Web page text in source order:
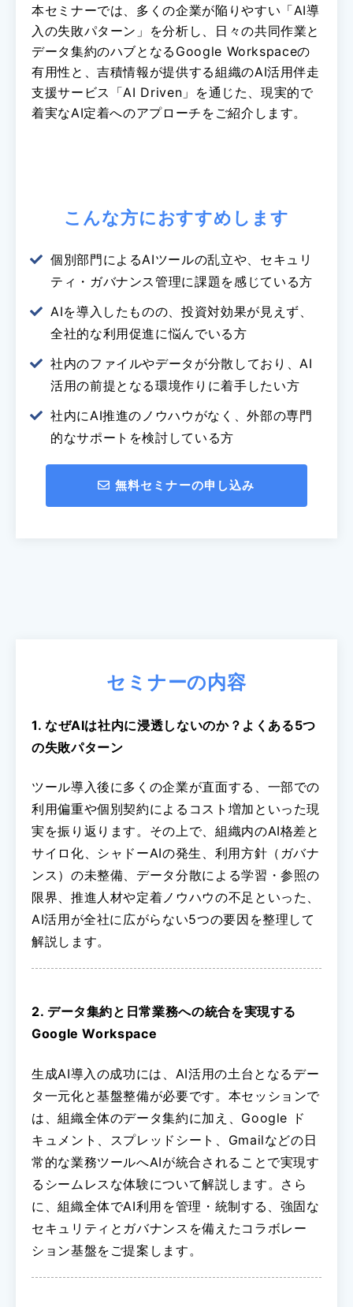
本セミナーでは、多くの企業が陥りやすい「AI導
入の失敗パターン」を分析し、日々の共同作業と
データ集約のハブとなるGoogle Workspaceの
有用性と、吉積情報が提供する組織のAI活用伴走
支援サービス「AI Driven」を通じた、現実的で
着実なAI定着へのアプローチをご紹介します。
こんな方におすすめします
個別部門によるAIツールの乱立や、セキュリ
ティ・ガバナンス管理に課題を感じている方
AIを導入したものの、投資対効果が見えず、
全社的な利用促進に悩んでいる方
社内のファイルやデータが分散しており、AI
活用の前提となる環境作りに着手したい方
社内にAI推進のノウハウがなく、外部の専門
的なサポートを検討している方
無料セミナーの申し込み
セミナーの内容
1. なぜAIは社内に浸透しないのか？よくある5つ
の失敗パターン
ツール導入後に多くの企業が直面する、一部での
利用偏重や個別契約によるコスト増加といった現
実を振り返ります。その上で、組織内のAI格差と
サイロ化、シャドーAIの発生、利用方針（ガバナ
ンス）の未整備、データ分散による学習・参照の
限界、推進人材や定着ノウハウの不足といった、
AI活用が全社に広がらない5つの要因を整理して
解説します。
2. データ集約と日常業務への統合を実現する
Google Workspace
生成AI導入の成功には、AI活用の土台となるデー
タ一元化と基盤整備が必要です。本セッションで
は、組織全体のデータ集約に加え、Google ド
キュメント、スプレッドシート、Gmailなどの日
常的な業務ツールへAIが統合されることで実現す
るシームレスな体験について解説します。さら
に、組織全体でAI利用を管理・統制する、強固な
セキュリティとガバナンスを備えたコラボレー
ション基盤をご提案します。